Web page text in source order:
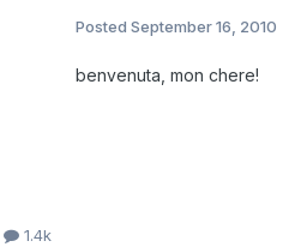
1.4k
Posted September 16, 2010
benvenuta, mon chere!